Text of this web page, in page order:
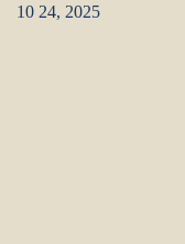
10 24, 2025